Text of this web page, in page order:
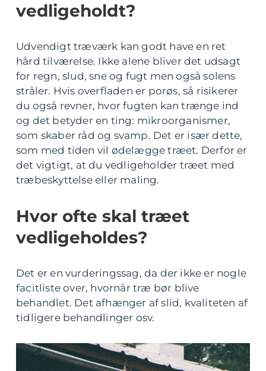
vedligeholdt?
Udvendigt træværk kan godt have en ret
hård tilværelse. Ikke alene bliver det udsagt
for regn, slud, sne og fugt men også solens
stråler. Hvis overfladen er porøs, så risikerer
du også revner, hvor fugten kan trænge ind
og det betyder en ting: mikroorganismer,
som skaber råd og svamp. Det er især dette,
som med tiden vil ødelægge træet. Derfor er
det vigtigt, at du vedligeholder træet med
træbeskyttelse eller maling.
Hvor ofte skal træet
vedligeholdes?
Det er en vurderingssag, da der ikke er nogle
facitliste over, hvornår træ bør blive
behandlet. Det afhænger af slid, kvaliteten af
tidligere behandlinger osv.